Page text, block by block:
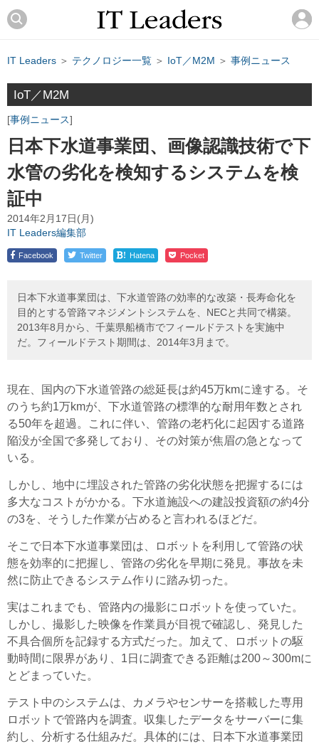
IT Leaders ＞ テクノロジー一覧 ＞ IoT／M2M ＞ 事例ニュース
IoT／M2M
事例ニュース
日本下水道事業団、画像認識技術で下
水管の劣化を検知するシステムを検
証中
2014年2月17日(月)
IT Leaders編集部
Facebook Twitter ! Hatena Pocket
日本下水道事業団は、下水道管路の効率的な改築・長寿命化を
目的とする管路マネジメントシステムを、NECと共同で構築。
2013年8月から、千葉県船橋市でフィールドテストを実施中
だ。フィールドテスト期間は、2014年3月まで。
現在、国内の下水道管路の総延長は約45万kmに達する。そ
のうち約1万kmが、下水道管路の標準的な耐用年数とされ
る50年を超過。これに伴い、管路の老朽化に起因する道路
陥没が全国で多発しており、その対策が焦眉の急となって
いる。
しかし、地中に埋設された管路の劣化状態を把握するには
多大なコストがかかる。下水道施設への建設投資額の約4分
の3を、そうした作業が占めると言われるほどだ。
そこで日本下水道事業団は、ロボットを利用して管路の状
態を効率的に把握し、管路の劣化を早期に発見。事故を未
然に防止できるシステム作りに踏み切った。
実はこれまでも、管路内の撮影にロボットを使っていた。
しかし、撮影した映像を作業員が目視で確認し、発見した
不具合個所を記録する方式だった。加えて、ロボットの駆
動時間に限界があり、1日に調査できる距離は200～300mに
とどまっていた。
テスト中のシステムは、カメラやセンサーを搭載した専用
ロボットで管路内を調査。収集したデータをサーバーに集
約し、分析する仕組みだ。具体的には、日本下水道事業団